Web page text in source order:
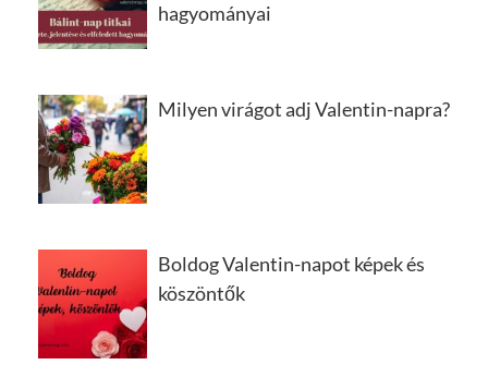
hagyományai
Milyen virágot adj Valentin-napra?
Boldog Valentin-napot képek és
köszöntők